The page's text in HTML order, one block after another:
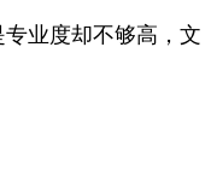
业度却不够高，文